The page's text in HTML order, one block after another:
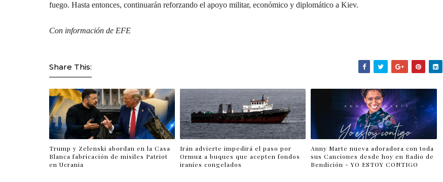
fuego. Hasta entonces, continuarán reforzando el apoyo militar, económico y diplomático a Kiev.
Con información de EFE
Share This:
Trump y Zelenski abordan en la Casa
Blanca fabricación de misiles Patriot
en Ucrania
Irán advierte impedirá el paso por
Ormuz a buques que acepten fondos
iraníes congelados
Anny Marte nueva adoradora con toda
sus Canciones desde hoy en Radio de
Bendición - YO ESTOY CONTIGO